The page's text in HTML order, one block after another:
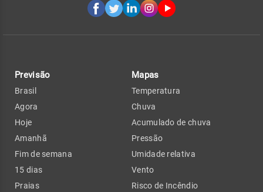
Previsão
Brasil
Agora
Hoje
Amanhã
Fim de semana
15 dias
Praias
Mapas
Temperatura
Chuva
Acumulado de chuva
Pressão
Umidade relativa
Vento
Risco de Incêndio